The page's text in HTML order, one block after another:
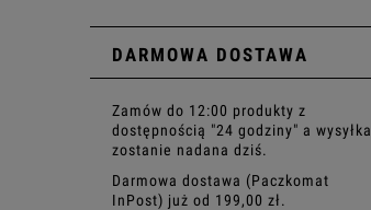
DARMOWA DOSTAWA
Zamów do 12:00 produkty z
dostępnością "24 godziny" a wysyłka
zostanie nadana dziś.
Darmowa dostawa (Paczkomat
InPost) już od 199,00 zł.